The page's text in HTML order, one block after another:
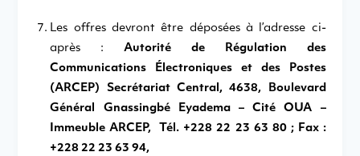
Les offres devront être déposées à l’adresse ci-
après :Autorité de Régulation des
Communications Électroniques et des Postes
(ARCEP) Secrétariat Central, 4638, Boulevard
Général Gnassingbé Eyadema – Cité OUA –
Immeuble ARCEP, Tél. +228 22 23 63 80 ; Fax :
+228 22 23 63 94,